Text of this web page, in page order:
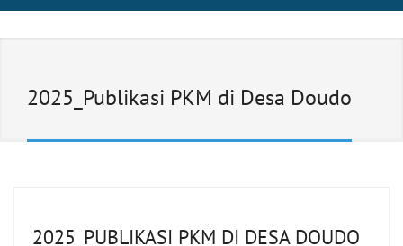
2025_Publikasi PKM di Desa Doudo
2025_PUBLIKASI PKM DI DESA DOUDO